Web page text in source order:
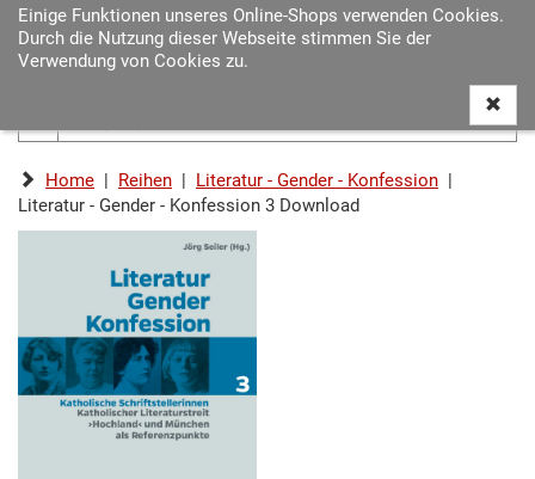
Einige Funktionen unseres Online-Shops verwenden Cookies.
Durch die Nutzung dieser Webseite stimmen Sie der
Verwendung von Cookies zu.
Home | Reihen | Literatur - Gender - Konfession |
Literatur - Gender - Konfession 3 Download